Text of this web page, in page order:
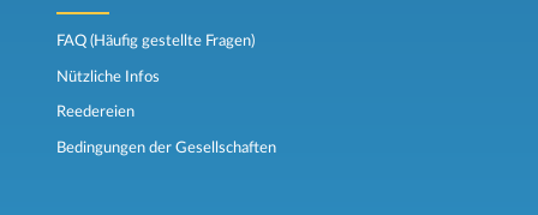
FAQ (Häufig gestellte Fragen)
Nützliche Infos
Reedereien
Bedingungen der Gesellschaften